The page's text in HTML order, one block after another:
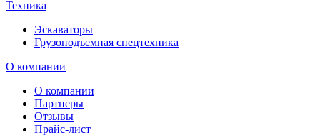
Техника
Эскаваторы
Грузоподъемная спецтехника
О компании
О компании
Партнеры
Отзывы
Прайс-лист